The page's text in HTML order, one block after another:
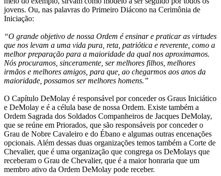
jovens. Ou, nas palavras do Primeiro Diácono na Cerimônia de
Iniciação:
“O grande objetivo de nossa Ordem é ensinar e praticar as virtudes
que nos levam a uma vida pura, reta, patriótica e reverente, como a
melhor preparação para a maioridade da qual nos aproximamos.
Nós procuramos, sinceramente, ser melhores filhos, melhores
irmãos e melhores amigos, para que, ao chegarmos aos anos da
maioridade, possamos ser melhores homens.”
O Capítulo DeMolay é responsável por conceder os Graus Iniciático
e DeMolay e é a célula base de nossa Ordem. Existe também a
Ordem Sagrada dos Soldados Companheiros de Jacques DeMolay,
que se reúne em Priorados, que são responsáveis por conceder o
Grau de Nobre Cavaleiro e do Ébano e algumas outras encenações
opcionais. Além dessas duas organizações temos também a Corte de
Chevalier, que é uma organização que congrega os DeMolays que
receberam o Grau de Chevalier, que é a maior honraria que um
membro ativo da Ordem DeMolay pode receber.